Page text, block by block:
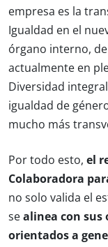
empresa es la
Igualdad en el
órgano interno,
actualmente en
Diversidad
igualdad de
mucho más
Por todo esto, el
Colaboradora
no solo valida el
se alinea con sus
orientados a